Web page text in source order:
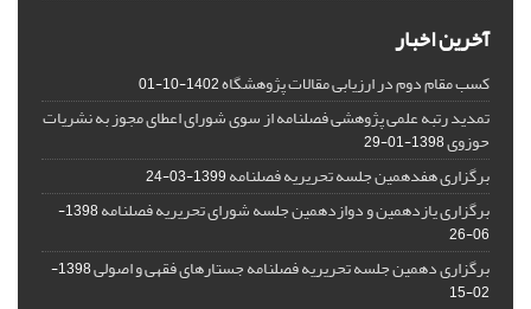
آخرین اخبار
کسب مقام دوم در ارزیابی مقالات پژوهشگاه1402-10-01
تمدید رتبه علمی پژوهشی فصلنامه از سوی شورای اعطای مجوز به نشریات
حوزوی1398-01-29
برگزاری هفدهمین جلسه تحریریه فصلنامه1399-03-24
برگزاری یازدهمین و دوازدهمین جلسه شورای تحریریه فصلنامه
1398-
06-26
برگزاری دهمین جلسه تحریریه فصلنامه جستارهای فقهی و اصولی
1398-
02-15